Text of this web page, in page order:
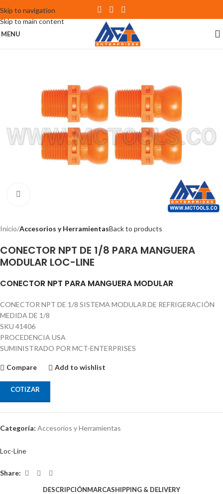
Skip to navigation
Skip to main content
MENU
Inicio Accesorios y HerramientasBack to products
CONECTOR NPT DE 1/8 PARA MANGUERA
MODULAR LOC-LINE
CONECTOR NPT PARA MANGUERA MODULAR
CONECTOR NPT DE 1/8 SISTEMA MODULAR DE REFRIGERACIÓN
MEDIDA DE 1/8
SKU 41406
PROCEDENCIA USA
SUMINISTRADO POR MCT-ENTERPRISES
Compare Add to wishlist
COTIZAR
Categoría: Accesorios y Herramientas
Loc-Line
Share:
DESCRIPCIÓNMARCASHIPPING & DELIVERY